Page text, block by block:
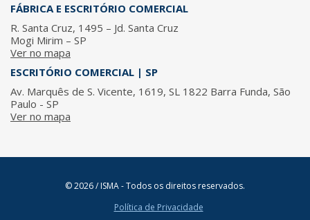
FÁBRICA E ESCRITÓRIO COMERCIAL
R. Santa Cruz, 1495 – Jd. Santa Cruz
Mogi Mirim – SP
Ver no mapa
ESCRITÓRIO COMERCIAL | SP
Av. Marquês de S. Vicente, 1619, SL 1822 Barra Funda, São
Paulo - SP
Ver no mapa
© 2026 / ISMA - Todos os direitos reservados.
Política de Privacidade